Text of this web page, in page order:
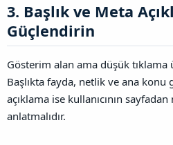
3. Başlık ve Meta
Güçlendirin​
Gösterim alan ama düşük tıklama
Başlıkta fayda, netlik ve ana konu
açıklama ise kullanıcının sayfadan
anlatmalıdır.